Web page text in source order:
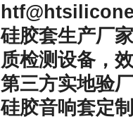
硅胶套生产厂
质检测设备，
第三方实地验
硅胶音响套定